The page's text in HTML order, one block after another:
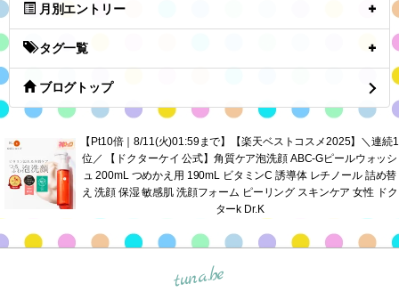
月別エントリー
タグ一覧
ブログトップ
【Pt10倍｜8/11(火)01:59まで】【楽天ベストコスメ2025】＼連続1
位／ 【ドクターケイ 公式】角質ケア泡洗顔 ABC-Gピールウォッシ
ュ 200mL つめかえ用 190mL ビタミンC 誘導体 レチノール 詰め替
え 洗顔 保湿 敏感肌 洗顔フォーム ピーリング スキンケア 女性 ドク
ターk Dr.K
tuna.be